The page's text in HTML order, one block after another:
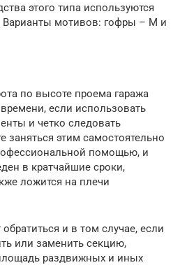
этого типа используются
Варианты мотивов: гофры – M и
по высоте проема гаража
если использовать
и четко следовать
заняться этим самостоятельно
помощью, и
в кратчайшие сроки,
ложится на плечи
и в том случае, если
или заменить секцию,
раздвижных и иных